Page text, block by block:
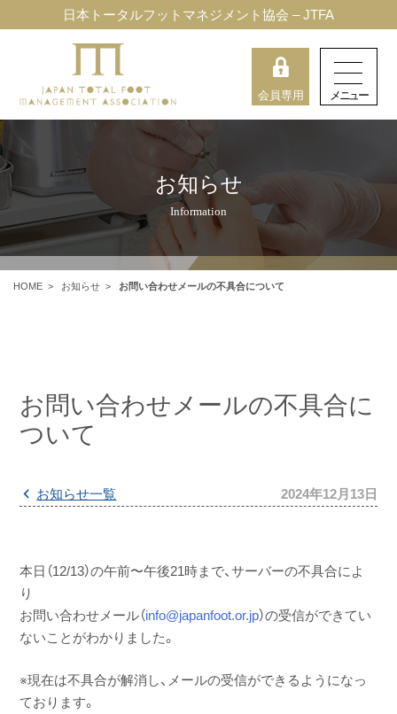
日本トータルフットマネジメント協会 – JTFA
会員専用
お知らせ
Information
HOME > お知らせ > お問い合わせメールの不具合について
お問い合わせメールの不具合に
ついて
お知らせ一覧 2024年12月13日
本日（12/13）の午前〜午後21時まで、サーバーの不具合によ
り
お問い合わせメール（info@japanfoot.or.jp）の受信ができてい
ないことがわかりました。
※現在は不具合が解消し、メールの受信ができるようになっ
ております。